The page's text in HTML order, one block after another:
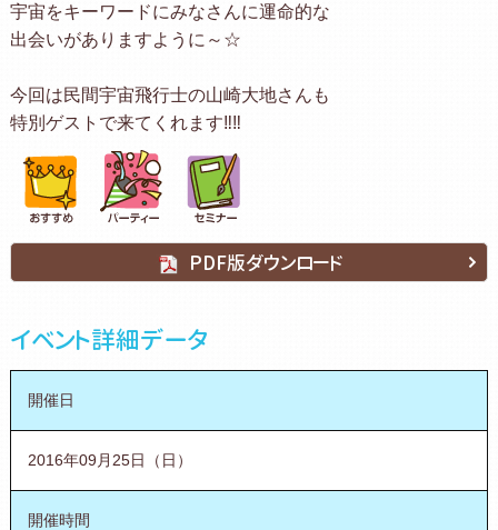
宇宙をキーワードにみなさんに運命的な
出会いがありますように～☆
今回は民間宇宙飛行士の山崎大地さんも
特別ゲストで来てくれます‼‼
PDF版ダウンロード
イベント詳細データ
開催日
2016年09月25日（日）
開催時間